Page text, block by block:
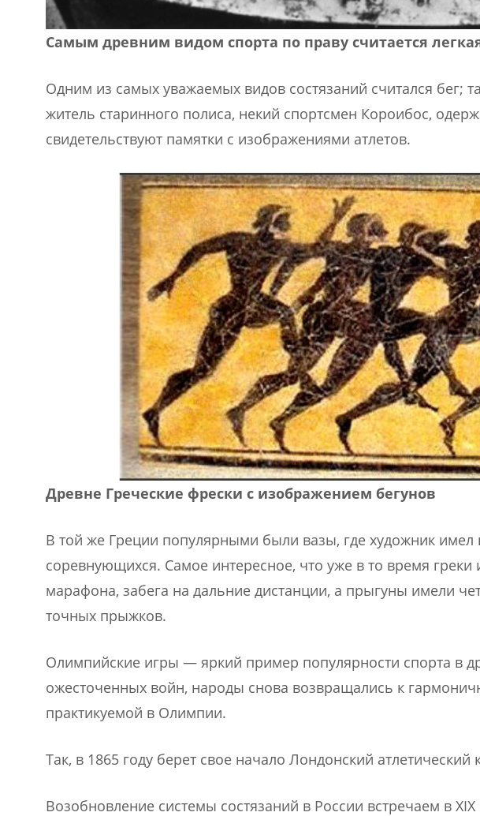
Самым древним видом спорта по праву считается
Одним из самых уважаемых видов состязаний считался бег;
житель старинного полиса, некий спортсмен Короибос,
свидетельствуют памятки с изображениями атлетов.
Древне Греческие фрески с изображением бегунов
В той же Греции популярными были вазы, где художник имел
соревнующихся. Самое интересное, что уже в то время
марафона, забега на дальние дистанции, а прыгуны имели
точных прыжков.
Олимпийские игры — яркий пример популярности спорта в
ожесточенных войн, народы снова возвращались к
практикуемой в Олимпии.
Так, в 1865 году берет свое начало Лондонский атлетический
Возобновление системы состязаний в России встречаем в